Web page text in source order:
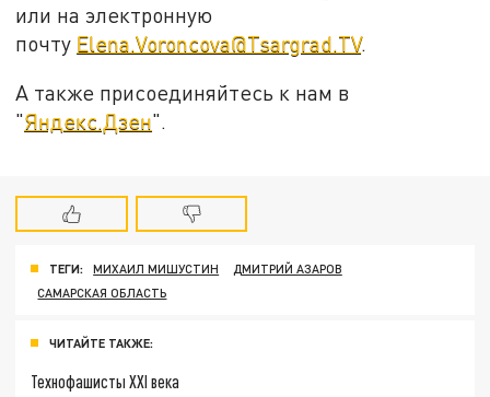
или на электронную
почту Elena.Voroncova@Tsargrad.TV.
А также присоединяйтесь к нам в
"Яндекс.Дзен".
ТЕГИ: МИХАИЛ МИШУСТИН
ДМИТРИЙ АЗАРОВ
САМАРСКАЯ ОБЛАСТЬ
ЧИТАЙТЕ ТАКЖЕ:
Технофашисты XXI века